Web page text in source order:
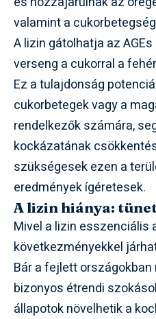
valamint a
A lizin gátolhatja az
verseng a cukorral a
Ez a tulajdonság
cukorbetegek vagy a
rendelkezők számára,
kockázatának
szükségesek ezen a
eredmények ígéretesek.
A lizin hiánya:
Mivel a lizin esszenciális
következményekkel
Bár a fejlett
bizonyos étrendi
állapotok növelhetik a